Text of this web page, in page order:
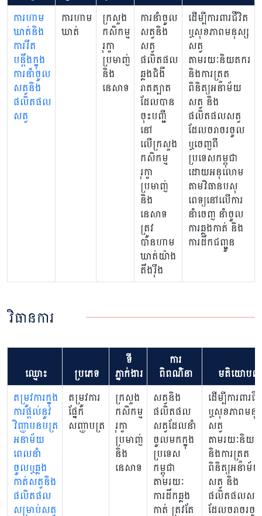
ការហាម
ឃាត់និង
ការរឹត
បន្តឹងក្នុង
ការនាំចូល
សត្វនិង
ផលិតផល
សត្វ
ការហាម
ឃាត់
ក្រសួង
កសិកម្ម
រុក្ខា
ប្រមាញ់
និង
នេសាទ
ការនាំចូល
សត្វនិង
សត្វ
ផលិតផល
ឆ្លងជំងឺ
រាតត្បាត
ដែលបាន
ចុះបញ្ជី
នៅ
លើក្រសួង
កសិកម្ម
រុក្ខា
ប្រមាញ់
និង
នេសាទ
ត្រូវ
បានហាម
ឃាត់យ៉ាង
តឹងរ៉ឹង
ដើម្បីការពារជីវិត
ឬសុខភាពមនុស្ស
សត្វ
តាមរយៈនិយតករ
និងការត្រួត
ពិនិត្យអនាម័យ
សត្វ និង
ផលិតផលសត្វ
ដែលចរាចរចូល
ឬចេញពី
ប្រទេសកម្ពុជា
ដោយអនុលោម
តាមវិធានបសុ
ពេទ្យនៅលើការ
នាំចេញ នាំចូល
ការឆ្លងកាត់ និង
ការដឹកជញ្ជូន
វិធានការ
ឈ្មោះ ប្រភេទ
ទី
ភ្នាក់ងារ
ការ
ពិពណ៌នា
មតិយោបល់
តម្រូវការក្នុង
ការផ្តល់នូវ
វិញ្ញាបនបត្រ
អនាម័យ
ពេលនាំ
ចូលឬឆ្លង
កាត់សត្វនិង
ផលិតផល
សម្រាប់សត្វ
តម្រូវការ
ផ្នែក
សញ្ញាបត្រ
ក្រសួង
កសិកម្ម
រុក្ខា
ប្រមាញ់
និង
នេសាទ
សត្វនិង
ផលិតផល
សត្វដែលនាំ
ចូលមកក្នុង
ប្រទេស
កម្ពុជា
តាមរយៈ
ការដឹកឆ្លង
កាត់ ត្រូវតែ
ដើម្បីការពារជី
ឬសុខភាពមនុ
សត្វ
តាមរយៈនិយត
និងការត្រួត
ពិនិត្យអនាម័យ
សត្វ និង
ផលិតផលសត្វ
ដែលចរាចរចូ